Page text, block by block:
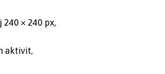
240 × 240 px,
aktivit,